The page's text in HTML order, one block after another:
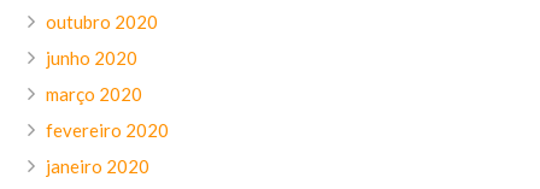
outubro 2020
junho 2020
março 2020
fevereiro 2020
janeiro 2020